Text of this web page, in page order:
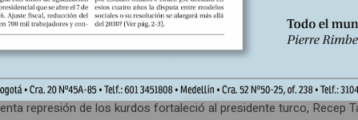
de su país con Serbia y Croacia, políticamente le rindió
represión de los kurdos fortaleció al presidente turco, Recep